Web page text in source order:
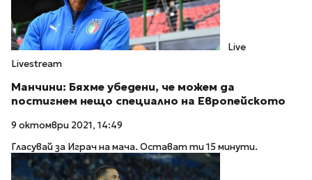
Live
Livestream
Манчини: Бяхме убедени, че можем да
постигнем нещо специално на Европейското
9 октомври 2021, 14:49
Гласувай за Играч на мача. Остават ти 15 минути.